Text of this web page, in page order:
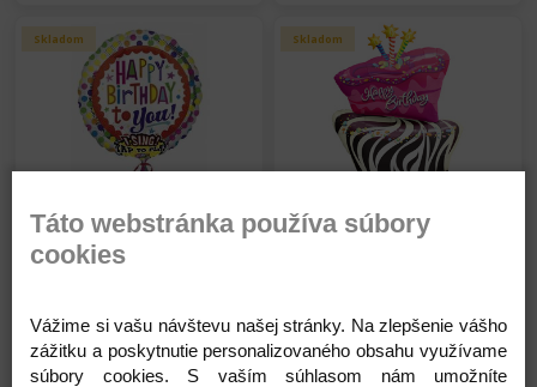
Skladom
Qualatex Balón - fóliový -
lízatko - Happy Birthday -
Narodeniny - 106 cm
Detail
Skladom
Qualatex Balón - fóliový -
Happy Birthday -
Detail
Táto webstránka používa súbory
cookies
Vážime si vašu návštevu našej stránky. Na zlepšenie vášho
zážitku a poskytnutie personalizovaného obsahu využívame
súbory cookies. S vaším súhlasom nám umožníte